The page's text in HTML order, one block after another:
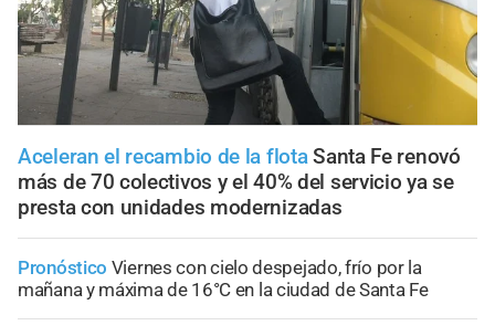
Aceleran el recambio de la flota Santa Fe renovó
más de 70 colectivos y el 40% del servicio ya se
presta con unidades modernizadas
Pronóstico Viernes con cielo despejado, frío por la
mañana y máxima de 16°C en la ciudad de Santa Fe